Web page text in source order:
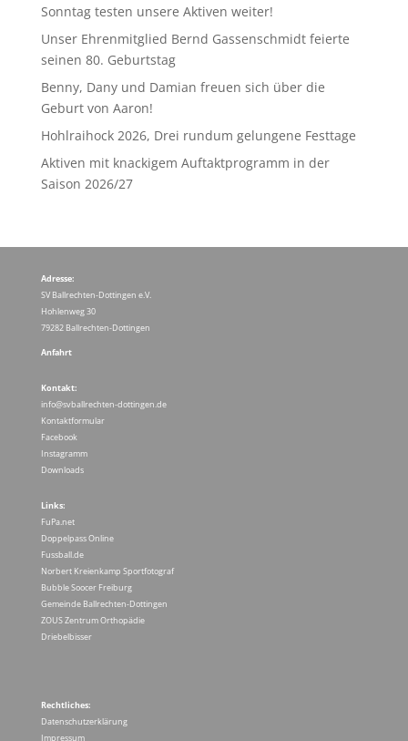
Sonntag testen unsere Aktiven weiter!
Unser Ehrenmitglied Bernd Gassenschmidt feierte
seinen 80. Geburtstag
Benny, Dany und Damian freuen sich über die
Geburt von Aaron!
Hohlraihock 2026, Drei rundum gelungene Festtage
Aktiven mit knackigem Auftaktprogramm in der
Saison 2026/27
Adresse:
SV Ballrechten-Dottingen e.V.
Hohlenweg 30
79282 Ballrechten-Dottingen
Anfahrt
Kontakt:
info@svballrechten-dottingen.de
Kontaktformular
Facebook
Instagramm
Downloads
Links:
FuPa.net
Doppelpass Online
Fussball.de
Norbert Kreienkamp Sportfotograf
Bubble Soocer Freiburg
Gemeinde Ballrechten-Dottingen
ZOUS Zentrum Orthopädie
Driebelbisser
Rechtliches:
Datenschutzerklärung
Impressum